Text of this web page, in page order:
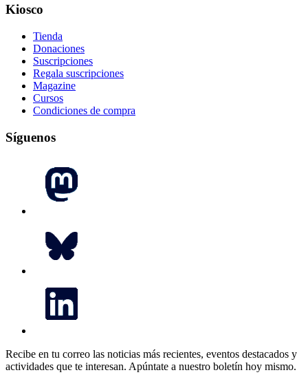
Kiosco
Tienda
Donaciones
Suscripciones
Regala suscripciones
Magazine
Cursos
Condiciones de compra
Síguenos
Recibe en tu correo las noticias más recientes, eventos destacados y
actividades que te interesan. Apúntate a nuestro boletín hoy mismo.